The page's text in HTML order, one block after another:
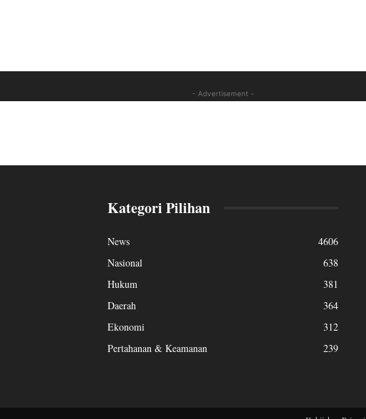
- Advertisement -
Kategori Pilihan
News
4606
Nasional
638
Hukum
381
Daerah
364
Ekonomi
312
Pertahanan & Keamanan
239